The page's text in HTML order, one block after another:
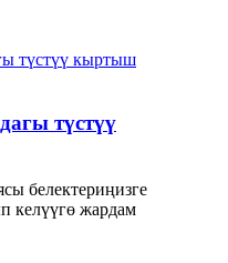
түстүү
белектериңизге
келүүгө жардам